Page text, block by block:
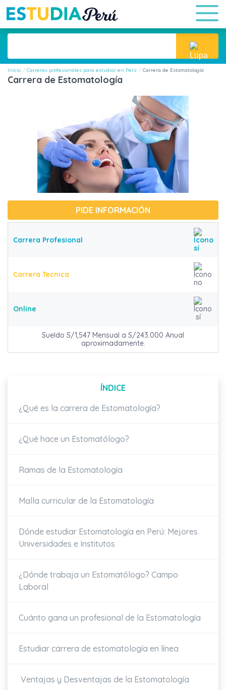
Inicio Carreras profesionales para estudiar en Perú Carrera de Estomatología
Carrera de Estomatología
PIDE INFORMACIÓN
Carrera Profesional
Carrera Tecnica
Online
Sueldo S/1,547 Mensual a S/243.000 Anual
aproximadamente.
ÍNDICE
¿Qué es la carrera de Estomatología?
¿Qué hace un Estomatólogo?
Ramas de la Estomatología
Malla curricular de la Estomatología
Dónde estudiar Estomatología en Perú: Mejores
Universidades e Institutos
¿Dónde trabaja un Estomatólogo? Campo
Laboral
Cuánto gana un profesional de la Estomatología
Estudiar carrera de estomatología en línea
Ventajas y Desventajas de la Estomatología